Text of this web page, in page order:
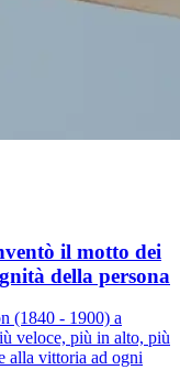
il motto dei
della persona
(1840 - 1900) a
veloce, più in alto, più
alla vittoria ad ogni